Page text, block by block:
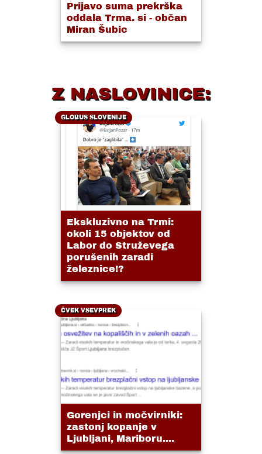
Prijavo suma prekrška
oddala Trma. si - občan
Miran Šubic
Z NASLOVINICE:
GLOBUS SLOVENIJE
Ekskluzivno na Trmi:
okoli 15 objektov od
Labor do Struževega
porušenih zaradi
železnice!?
ČVEK VSEVPREK
Gorenjci in močvirniki:
zastonj kopanje v
Ljubljani, Mariboru....